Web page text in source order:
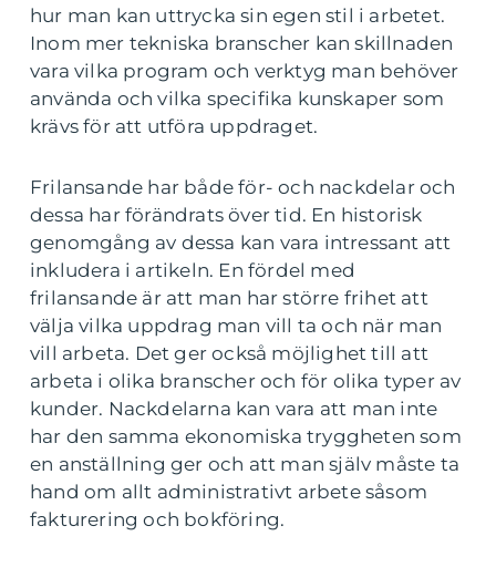
hur man kan uttrycka sin egen stil i arbetet.
Inom mer tekniska branscher kan skillnaden
vara vilka program och verktyg man behöver
använda och vilka specifika kunskaper som
krävs för att utföra uppdraget.
Frilansande har både för- och nackdelar och
dessa har förändrats över tid. En historisk
genomgång av dessa kan vara intressant att
inkludera i artikeln. En fördel med
frilansande är att man har större frihet att
välja vilka uppdrag man vill ta och när man
vill arbeta. Det ger också möjlighet till att
arbeta i olika branscher och för olika typer av
kunder. Nackdelarna kan vara att man inte
har den samma ekonomiska tryggheten som
en anställning ger och att man själv måste ta
hand om allt administrativt arbete såsom
fakturering och bokföring.